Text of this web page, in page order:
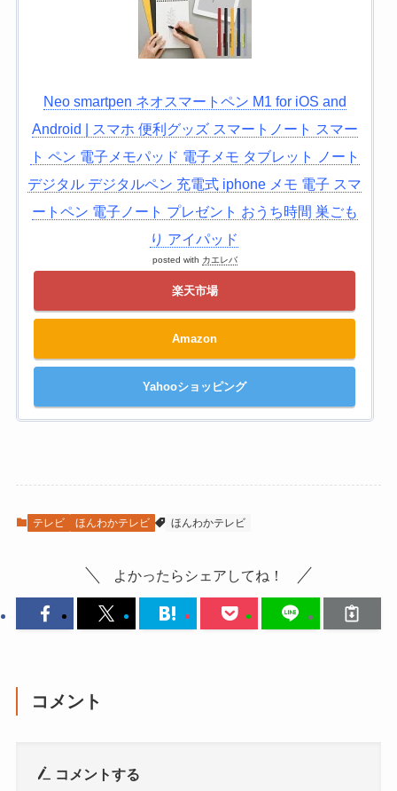
Neo smartpen ネオスマートペン M1 for iOS and
Android | スマホ 便利グッズ スマートノート スマー
ト ペン 電子メモパッド 電子メモ タブレット ノート
デジタル デジタルペン 充電式 iphone メモ 電子 スマ
ートペン 電子ノート プレゼント おうち時間 巣ごも
り アイパッド
posted with カエレバ
楽天市場
Amazon
Yahooショッピング
テレビ ほんわかテレビ ほんわかテレビ
よかったらシェアしてね！
コメント
コメントする